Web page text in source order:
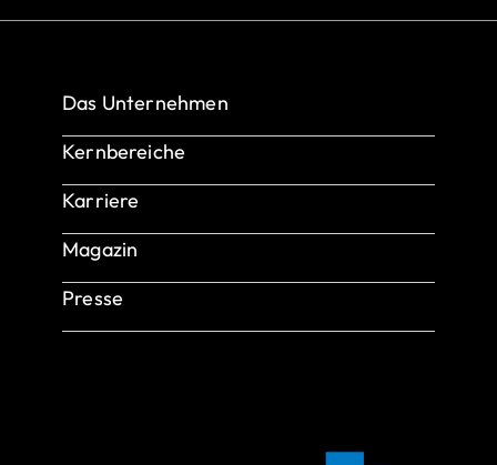
Das Unternehmen
Über uns
Referenzen & Success Stories
INTENSE Wissensdatenbank: Testing
Kernbereiche
Produkte & Services
Use Cases
Karriere
INTENSE als Arbeitgeber
Unsere Benefits
Magazin
Presse